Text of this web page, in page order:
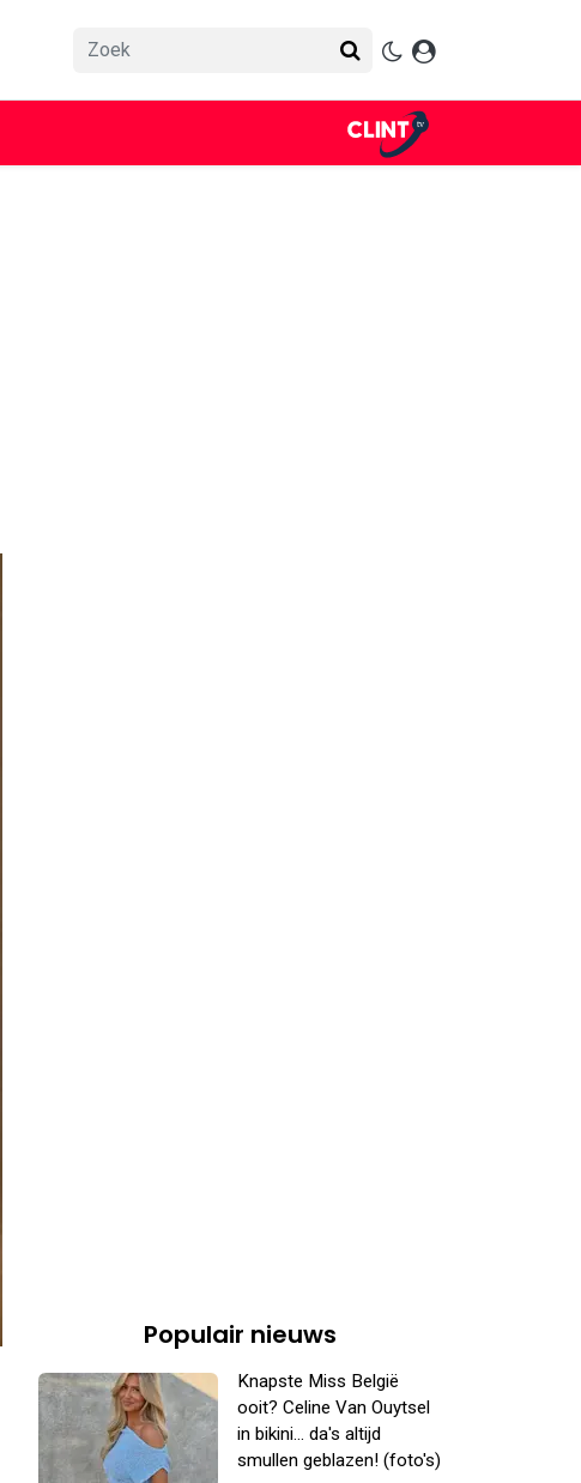
Populair nieuws
Knapste Miss België
ooit? Celine Van Ouytsel
in bikini... da's altijd
smullen geblazen! (foto's)